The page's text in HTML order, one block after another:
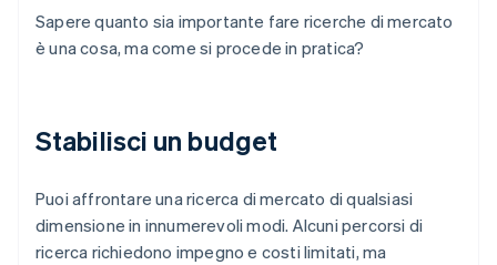
Sapere quanto sia importante fare ricerche di mercato
è una cosa, ma come si procede in pratica?
Stabilisci un budget
Puoi affrontare una ricerca di mercato di qualsiasi
dimensione in innumerevoli modi. Alcuni percorsi di
ricerca richiedono impegno e costi limitati, ma